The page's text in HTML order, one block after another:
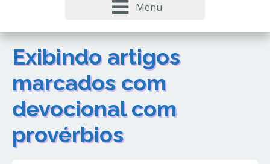
Menu
Exibindo artigos
marcados com
devocional com
provérbios